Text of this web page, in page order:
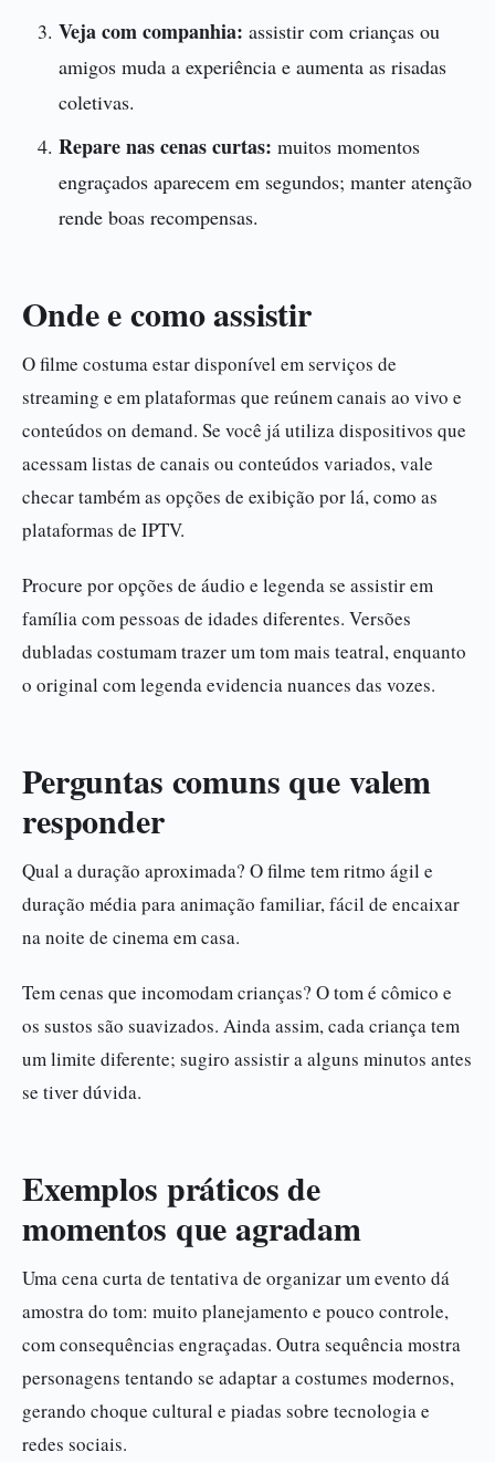
Veja com companhia: assistir com crianças ou
amigos muda a experiência e aumenta as risadas
coletivas.
Repare nas cenas curtas: muitos momentos
engraçados aparecem em segundos; manter atenção
rende boas recompensas.
Onde e como assistir
O filme costuma estar disponível em serviços de
streaming e em plataformas que reúnem canais ao vivo e
conteúdos on demand. Se você já utiliza dispositivos que
acessam listas de canais ou conteúdos variados, vale
checar também as opções de exibição por lá, como as
plataformas de IPTV.
Procure por opções de áudio e legenda se assistir em
família com pessoas de idades diferentes. Versões
dubladas costumam trazer um tom mais teatral, enquanto
o original com legenda evidencia nuances das vozes.
Perguntas comuns que valem
responder
Qual a duração aproximada? O filme tem ritmo ágil e
duração média para animação familiar, fácil de encaixar
na noite de cinema em casa.
Tem cenas que incomodam crianças? O tom é cômico e
os sustos são suavizados. Ainda assim, cada criança tem
um limite diferente; sugiro assistir a alguns minutos antes
se tiver dúvida.
Exemplos práticos de
momentos que agradam
Uma cena curta de tentativa de organizar um evento dá
amostra do tom: muito planejamento e pouco controle,
com consequências engraçadas. Outra sequência mostra
personagens tentando se adaptar a costumes modernos,
gerando choque cultural e piadas sobre tecnologia e
redes sociais.